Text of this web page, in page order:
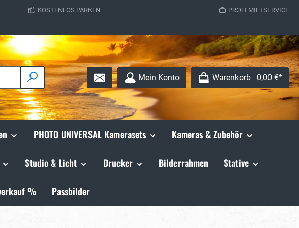
KOSTENLOS PARKEN PROFI MIETSERVICE
Mein Konto Warenkorb 0,00 €*
PHOTO UNIVERSAL Kamerasets Kameras & Zubehör
Studio & Licht Drucker Bilderrahmen Stative
% Passbilder